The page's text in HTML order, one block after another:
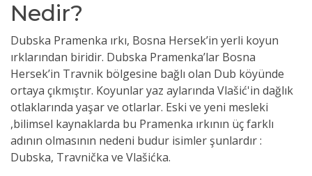
Nedir?
Dubska Pramenka ırkı, Bosna Hersek’in yerli koyun
ırklarından biridir. Dubska Pramenka’lar Bosna
Hersek’in Travnik bölgesine bağlı olan Dub köyünde
ortaya çıkmıştır. Koyunlar yaz aylarında Vlašić'in dağlık
otlaklarında yaşar ve otlarlar. Eski ve yeni mesleki
,bilimsel kaynaklarda bu Pramenka ırkının üç farklı
adının olmasının nedeni budur isimler şunlardır :
Dubska, Travnička ve Vlašićka.